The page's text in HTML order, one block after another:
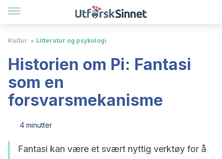
Kultur Litteratur og psykologi
Historien om Pi: Fantasi
som en
forsvarsmekanisme
4 minutter
Fantasi kan være et svært nyttig verktøy for å